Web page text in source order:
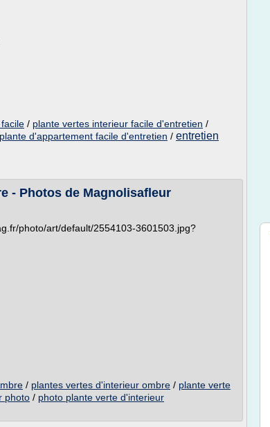
/ plante vertes interieur facile d'entretien /
plante d'appartement facile d'entretien / entretien
- Photos de Magnolisafleur
photo/art/default/2554103-3601503.jpg?
/ plantes vertes d'interieur ombre / plante verte
photo / photo plante verte d'interieur